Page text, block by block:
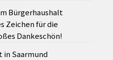
Bürgerhaushalt
Zeichen für die
Dankeschön!
in Saarmund